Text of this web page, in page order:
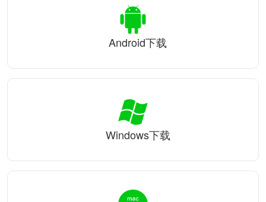
Android下载
Windows下载